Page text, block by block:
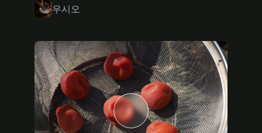
우시오